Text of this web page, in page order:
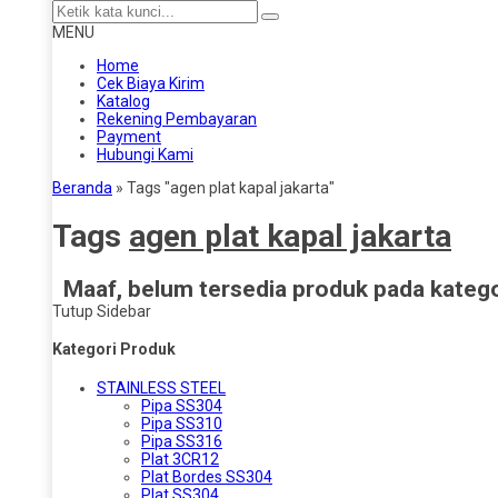
MENU
Home
Cek Biaya Kirim
Katalog
Rekening Pembayaran
Payment
Hubungi Kami
Beranda » Tags "agen plat kapal jakarta"
Tags agen plat kapal jakarta
Maaf, belum tersedia produk pada
Tutup Sidebar
Kategori Produk
STAINLESS STEEL
Pipa SS304
Pipa SS310
Pipa SS316
Plat 3CR12
Plat Bordes SS304
Plat SS304